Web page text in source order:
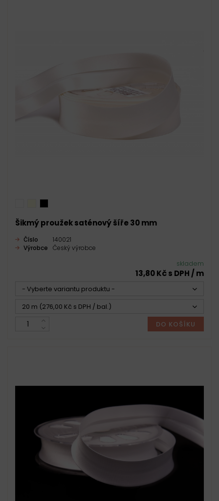
Šikmý proužek saténový šíře 30 mm
Číslo
140021
Výrobce
Český výrobce
skladem
13,80 Kč s DPH / m
- Vyberte variantu produktu -
20 m (276,00 Kč s DPH / bal.)
DO KOŠÍKU